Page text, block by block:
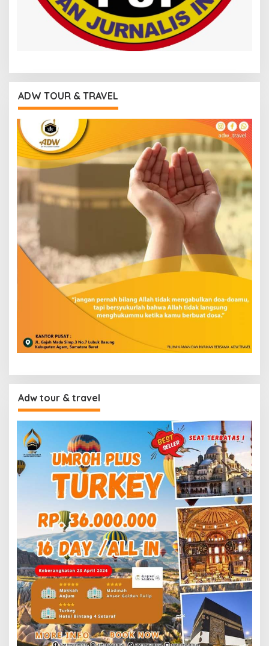
ADW TOUR & TRAVEL
Adw tour & travel